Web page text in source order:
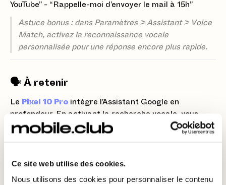
Ce site web utilise des cookies.
Nous utilisons des cookies pour personnaliser le contenu
YouTube” - “Rappelle-moi d’envoyer le mail à 15h”
Astuce bonus : dans Paramètres > Assistant > Voice
Match, activez la reconnaissance vocale
personnalisée pour une réponse encore plus rapide.
🗣️ À retenir
Le Pixel 10 Pro intègre l’Assistant Google en
profondeur. En activant la recherche vocale, vous
transformez votre smartphone en véritable assistant
premières commandes vocales.
Pixel 10 Pro chez Mobile club, à partir de